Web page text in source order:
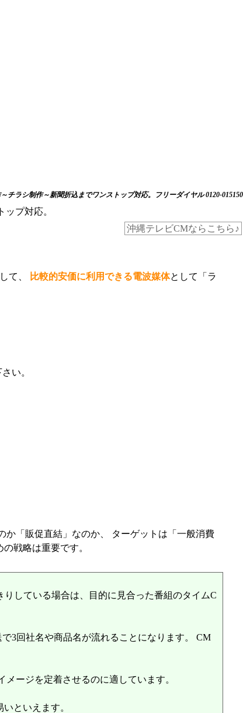
チラシ制作～新聞折込までワンストップ対応。フリーダイヤル 0120-015150
沖縄テレビCMならこちら♪
て、 比較的安価に利用できる電波媒体として「ラ
い。
か「販促直結」なのか、 ターゲットは「一般消費
戦略は重要です。
している場合は、目的に見合った番組のタイムC
3回社名や商品名が流れることになります。 CM
ージを定着させるのに適しています。
といえます。